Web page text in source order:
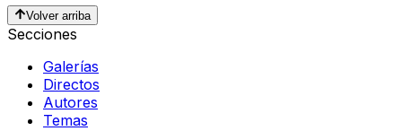
Volver arriba
Secciones
Galerías
Directos
Autores
Temas